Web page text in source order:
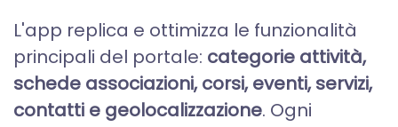
L'app replica e ottimizza le funzionalità
principali del portale: categorie attività,
schede associazioni, corsi, eventi, servizi,
contatti e geolocalizzazione. Ogni